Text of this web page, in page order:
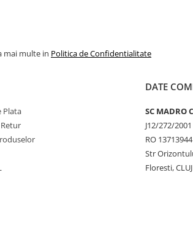
mai multe in Politica de Confidentialitate
Plata
DATE
SC MADRO
J12/272/2001
RO 13713944
Str
Floresti, CLUJ